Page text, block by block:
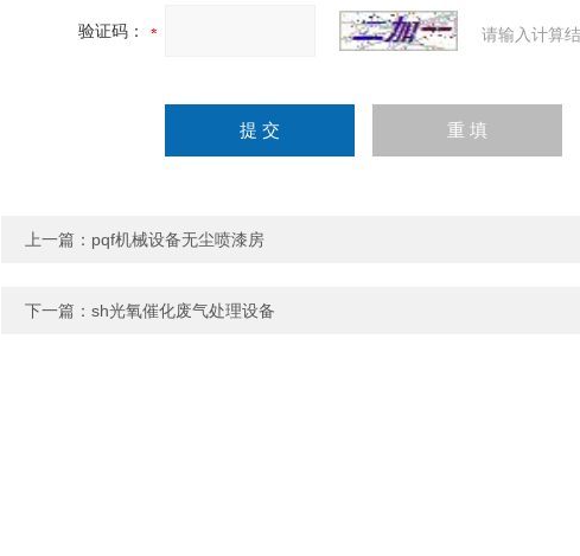
验证码： 请输入计算
上一篇： pqf机械设备无尘喷漆房
下一篇： sh光氧催化废气处理设备